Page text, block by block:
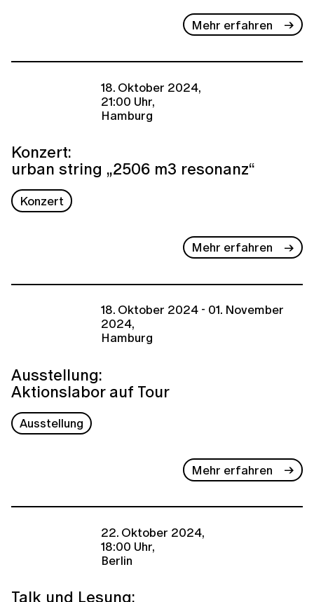
Mehr erfahren
18. Oktober 2024,
21:00 Uhr,
Hamburg
Konzert:
urban string „2506 m3 resonanz“
Konzert
Mehr erfahren
18. Oktober 2024 - 01. November
2024,
Hamburg
Ausstellung:
Aktionslabor auf Tour
Ausstellung
Mehr erfahren
22. Oktober 2024,
18:00 Uhr,
Berlin
Talk und Lesung: